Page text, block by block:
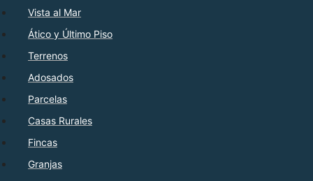
Vista al Mar
Ático y Último Piso
Terrenos
Adosados
Parcelas
Casas Rurales
Fincas
Granjas